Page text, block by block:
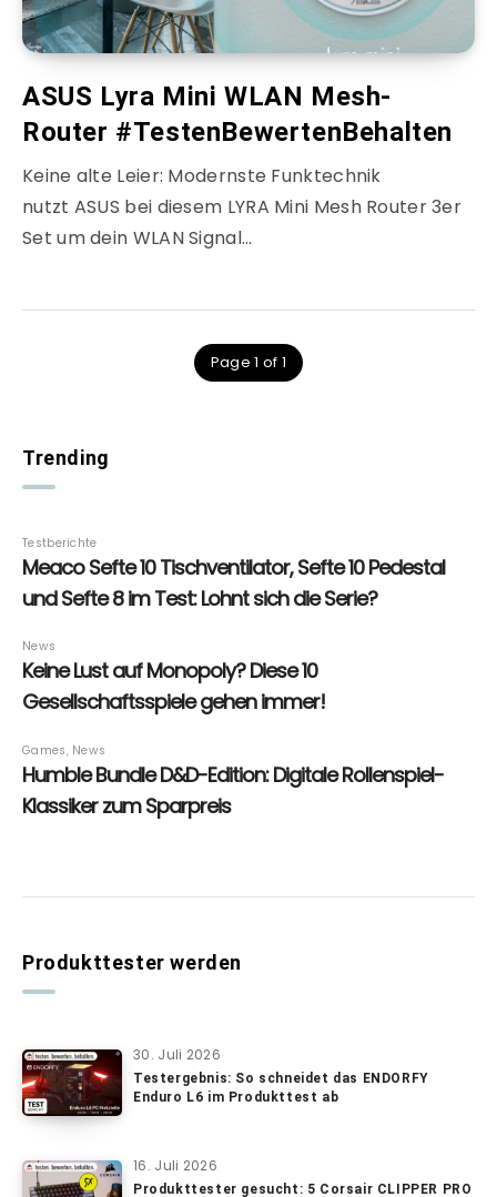
ASUS Lyra Mini WLAN Mesh-
Router #TestenBewertenBehalten
Keine alte Leier: Modernste Funktechnik
nutzt ASUS bei diesem LYRA Mini Mesh Router 3er
Set um dein WLAN Signal…
Page 1 of 1
Trending
Produkttester werden
30. Juli 2026
Testergebnis: So schneidet das ENDORFY
Enduro L6 im Produkttest ab
16. Juli 2026
Produkttester gesucht: 5 Corsair CLIPPER PRO